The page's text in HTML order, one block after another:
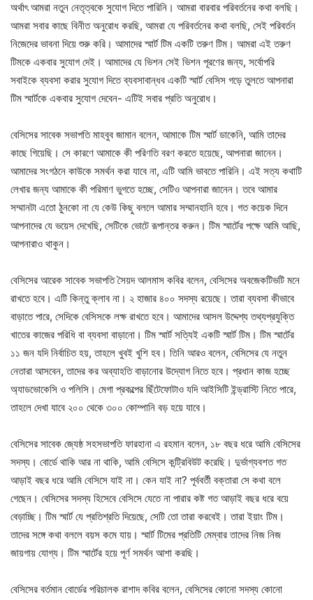
অর্থাৎ আমরা নতুন নেতৃত্বকে সুযোগ দিতে পারিনি। আমরা বারবার পরিবর্তনের কথা বলছি।
আমরা সবার কাছে বিনীত অনুরোধ করছি, আমরা যে পরিবর্তনের কথা বলছি, সেই পরিবর্তন
নিজেদের ভাবনা দিয়ে শুরু করি। আমাদের স্মার্ট টিম একটি তরুণ টিম। আমরা এই তরুণ
টিমকে একবার সুযোগ দেই। আমাদের যে ভিশন সেই ভিশন পূরণের জন্য, সর্বোপরি
সবাইকে ব্যবসা করার সুযোগ দিতে ব্যবসাবান্ধব একটি স্মার্ট বেসিস গড়ে তুলতে আপনারা
টিম স্মার্টকে একবার সুযোগ দেবেন- এটিই সবার প্রতি অনুরোধ।
বেসিসের সাবেক সভাপতি মাহবুব জামান বলেন, আমাকে টিম স্মার্ট ডাকেনি, আমি তাদের
কাছে গিয়েছি। সে কারণে আমাকে কী পরিণতি বরণ করতে হয়েছে, আপনারা জানেন।
আমাদের সংগঠনে কাউকে সমর্থন করা যাবে না, এটি আমি ভাবতে পারিনি। এই সত্য কথাটি
লেখার জন্য আমাকে কী পরিমাণ ভুগতে হচ্ছে, সেটিও আপনারা জানেন। তবে আমার
সম্মানটা এতো ঠুনকো না যে কেউ কিছু বললে আমার সম্মানহানি হবে। গত কয়েক দিনে
আপনাদের যে ভয়েস দেখেছি, সেটিকে ভোটে রূপান্তর করুন। টিম স্মার্টের পক্ষে আমি আছি,
আপনারাও থাকুন।
বেসিসের আরেক সাবেক সভাপতি সৈয়দ আলমাস কবির বলেন, বেসিসের অবজেকটিভটি মনে
রাখতে হবে। এটি কিন্তু ক্লাব না। ২ হাজার ৪০০ সদস্য রয়েছে। তারা ব্যবসা কীভাবে
বাড়াতে পারে, সেদিকে বেসিসকে লক্ষ রাখতে হবে। আমাদের আসল উদ্দেশ্য তথ্যপ্রযুক্তি
খাতের কাজের পরিধি বা ব্যবসা বাড়ানো। টিম স্মার্ট সত্যিই একটি স্মার্ট টিম। টিম স্মার্টের
১১ জন যদি নির্বাচিত হয়, তাহলে খুবই খুশি হব। তিনি আরও বলেন, বেসিসের যে নতুন
নেতারা আসবেন, তাদের কর অব্যাহতি বাড়ানোর উদ্যোগ নিতে হবে। প্রধান কাজ হচ্ছে
অ্যাডভোকেসি ও পলিসি। মেগা প্রকল্পের ছিঁটেফোটাও যদি আইসিটি ইন্ড্রাস্টি নিতে পারে,
তাহলে দেখা যাবে ২০০ থেকে ৩০০ কোম্পানি বড় হয়ে যাবে।
বেসিসের সাবেক জ্যেষ্ঠ সহসভাপতি ফারহানা এ রহমান বলেন, ১৮ বছর ধরে আমি বেসিসের
সদস্য। বোর্ডে থাকি আর না থাকি, আমি বেসিসে কন্ট্রিবিউট করেছি। দুর্ভাগ্যবশত গত
আড়াই বছর ধরে আমি বেসিসে যাই না। কেন যাই না? পূর্ববর্তী বক্তারা সে কথা বলে
গেছেন। বেসিসের সদস্য হিসেবে বেসিসে যেতে না পারার কষ্ট গত আড়াই বছর ধরে বয়ে
বেড়াচ্ছি। টিম স্মার্ট যে প্রতিশ্রতি দিয়েছে, সেটি তো তারা করবেই। তারা ইয়াং টিম।
তাদের সঙ্গে কথা বললে বয়স কমে যায়। স্মার্ট টিমের প্রতিটি মেম্বার তাদের নিজ নিজ
জায়গায় যোগ্য। টিম স্মার্টের হয়ে পূর্ণ সমর্থন আশা করছি।
বেসিসের বর্তমান বোর্ডের পরিচালক রাশাদ কবির বলেন, বেসিসের কোনো সদস্য কোনো